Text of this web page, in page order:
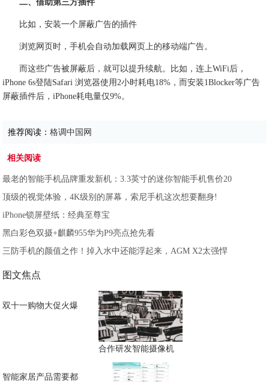
二、借助第三方插件
比如，安装一个屏蔽广告的插件
浏览网页时，手机会自动加载网页上的移动端广告。
而这些广告被屏蔽后，就可以提升续航。比如，连上WiFi后，
iPhone 6s登陆Safari 浏览器使用2小时耗电18%，而安装1Blocker等广告
屏蔽插件后，iPhone耗电量仅9%。
推荐阅读：格调中国网
相关阅读
最老的智能手机品牌重发新机：3.3英寸的迷你智能手机售价20
顶级的视觉体验，4K级别的屏幕，索尼手机这次想要翻身!
iPhone锁屏壁纸：经典至尊宝
黑白彩色双摄+麒麟955华为P9亮点抢先看
三防手机的颜值之作！掉入水中还能浮起来，AGM X2太强悍
图文焦点
双十一购物大促火爆
合作研发智能摄像机
智能家居产品需要都